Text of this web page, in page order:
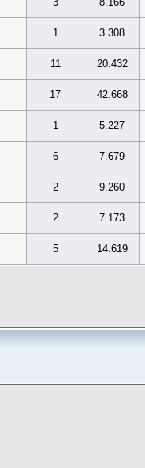
1 3.308
11 20.432
17 42.668
1 5.227
6 7.679
2 9.260
2 7.173
5 14.619